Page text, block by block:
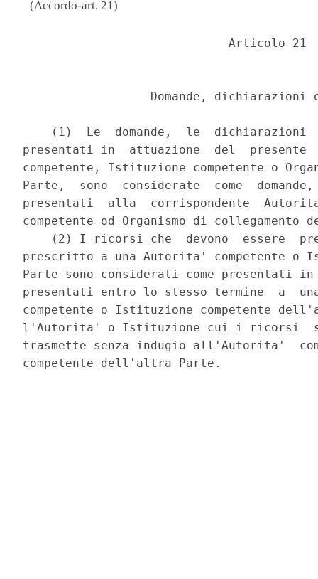
(Accordo-art. 21)
                             Articolo 21
Domande, dichiarazioni
(1)  Le  domande,  le  dichiarazioni
presentati in  attuazione  del  presente
competente, Istituzione competente o
Parte,  sono  considerate  come
presentati  alla  corrispondente
competente od Organismo di
(2) I ricorsi che  devono  essere
prescritto a una Autorita' competente o
Parte sono considerati come presentati
presentati entro lo stesso termine  a
competente o Istituzione competente
l'Autorita' o Istituzione cui i ricorsi
trasmette senza indugio all'Autorita'
competente dell'altra Parte.